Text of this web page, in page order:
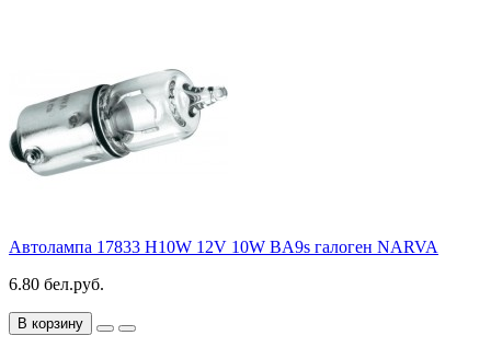
Автолампа 17833 H10W 12V 10W BA9s галоген NARVA
6.80 бел.руб.
В корзину